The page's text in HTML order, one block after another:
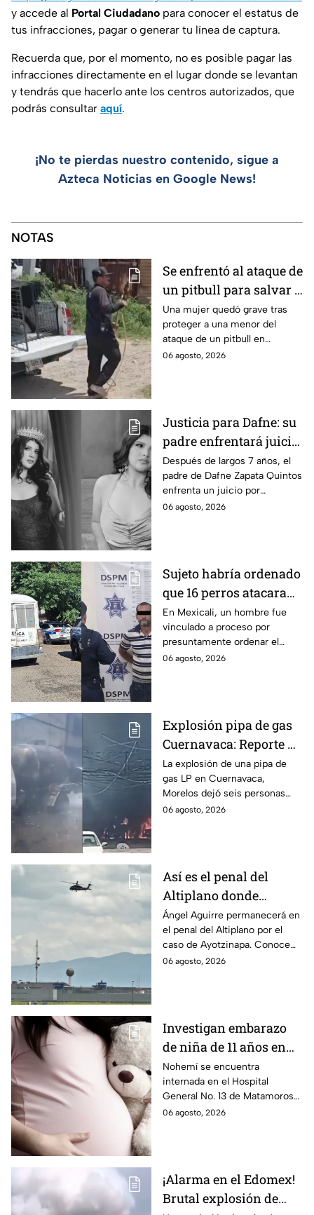
y accede al Portal Ciudadano para conocer el estatus de
tus infracciones, pagar o generar tu línea de captura.
Recuerda que, por el momento, no es posible pagar las
infracciones directamente en el lugar donde se levantan
y tendrás que hacerlo ante los centros autorizados, que
podrás consultar aquí.
¡No te pierdas nuestro contenido, sigue a
Azteca Noticias en Google News!
NOTAS
Se enfrentó al ataque de
un pitbull para salvar a
una menor; hoy lucha
por su vida en Zapopan
Una mujer quedó grave tras
proteger a una menor del
ataque de un pitbull en
Zapopan; la víctima sufrió
06 agosto, 2026
Justicia para Dafne: su
padre enfrentará juicio
por presunto abuso
cometido en 2019 en
Tamaulipas
Después de largos 7 años, el
padre de Dafne Zapata Quintos
enfrenta un juicio por
presuntamente abusar de la
06 agosto, 2026
Sujeto habría ordenado
que 16 perros atacaran
a su hermana con
discapacidad en
Mexicali, BC
En Mexicali, un hombre fue
vinculado a proceso por
presuntamente ordenar el
ataque de 16 perros contra su
06 agosto, 2026
Explosión pipa de gas
Cuernavaca: Reporte de
víctimas tras estallido
en Morelos
La explosión de una pipa de
gas LP en Cuernavaca,
Morelos dejó seis personas
hospitalizadas. IMSS informó
06 agosto, 2026
Así es el penal del
Altiplano donde
permanecerá Ángel
Aguirre por caso
Ayotzinapa
Ángel Aguirre permanecerá en
el penal del Altiplano por el
caso de Ayotzinapa. Conoce
dónde está, cómo es esta
06 agosto, 2026
Investigan embarazo
de niña de 11 años en
Matamoros,
Tamaulipas; ¿qué pasó
con Nohemí?
Nohemí se encuentra
internada en el Hospital
General No. 13 de Matamoros
tras complicaciones por un
06 agosto, 2026
¡Alarma en el Edomex!
Brutal explosión de